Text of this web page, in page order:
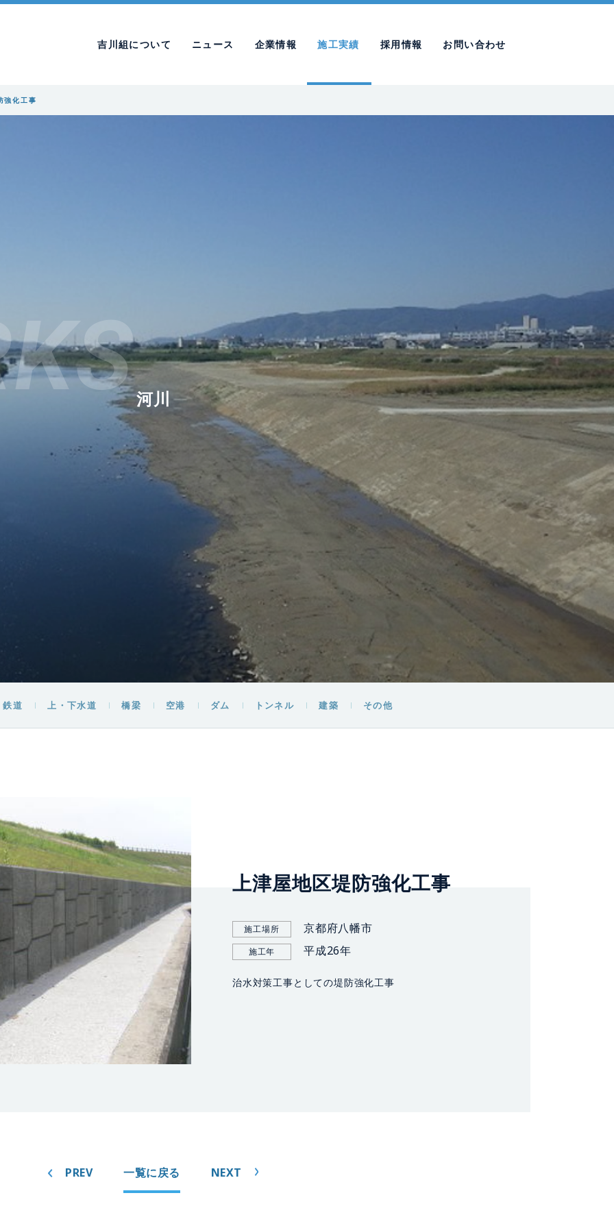
吉川組について ニュース 企業情報 施工実績 採用情報 お問い合わせ
強化工事
河川
鉄道 上・下水道 橋梁 空港 ダム トンネル 建築 その他
上津屋地区堤防強化工事
施工場所 京都府八幡市
施工年 平成26年
治水対策工事としての堤防強化工事
PREV 一覧に戻る NEXT